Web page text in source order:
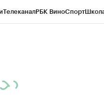
ТелеканалРБК ВиноСпорт